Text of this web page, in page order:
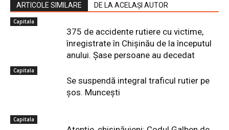
ARTICOLE SIMILARE DE LA ACELAȘI AUTOR
Capitala
375 de accidente rutiere cu victime,
înregistrate în Chișinău de la începutul
anului. Șase persoane au decedat
Capitala
Se suspendă integral traficul rutier pe
șos. Muncești
Capitala